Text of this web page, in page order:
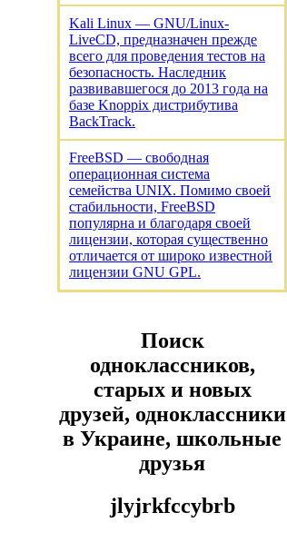
Kali Linux — GNU/Linux-
LiveCD, предназначен прежде
всего для проведения тестов на
безопасность. Наследник
развивавшегося до 2013 года на
базе Knoppix дистрибутива
BackTrack.
FreeBSD — свободная
операционная система
семейства UNIX. Помимо своей
стабильности, FreeBSD
популярна и благодаря своей
лицензии, которая существенно
отличается от широко известной
лицензии GNU GPL.
Поиск
одноклассников,
старых и новых
друзей, одноклассники
в Украине, школьные
друзья
jlyjrkfccybrb